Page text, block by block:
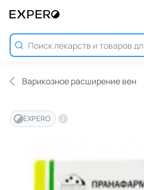
Варикозное расширение вен
EXPERO